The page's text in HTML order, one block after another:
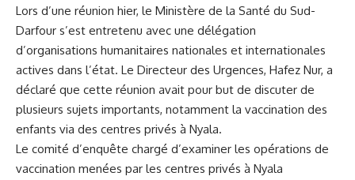
Lors d’une réunion hier, le Ministère de ​la Santé du Sud-
Darfour s’est entretenu avec une délégation
d’organisations humanitaires nationales et internationales
actives dans l’état. Le Directeur des Urgences, Hafez Nur, a
déclaré que ‌cette réunion avait pour but de discuter de
plusieurs ‌sujets importants, notamment la vaccination des
enfants via des centres privés à‍ Nyala.
Le comité d’enquête ​chargé d’examiner les opérations de
vaccination menées par les​ centres privés à Nyala